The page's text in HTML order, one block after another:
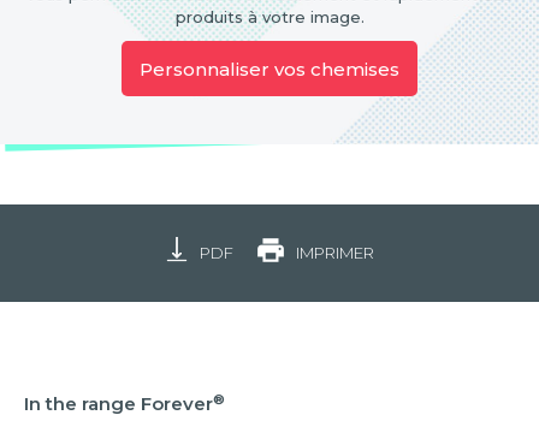
produits à votre image.
Personnaliser vos chemises
PDF IMPRIMER
In the range Forever®